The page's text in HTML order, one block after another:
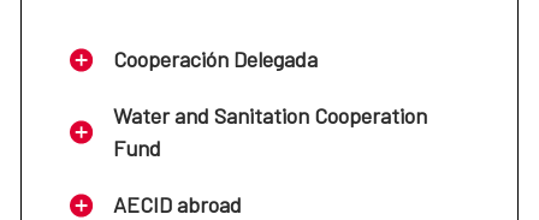
Cooperación Delegada
Water and Sanitation Cooperation
Fund
AECID abroad